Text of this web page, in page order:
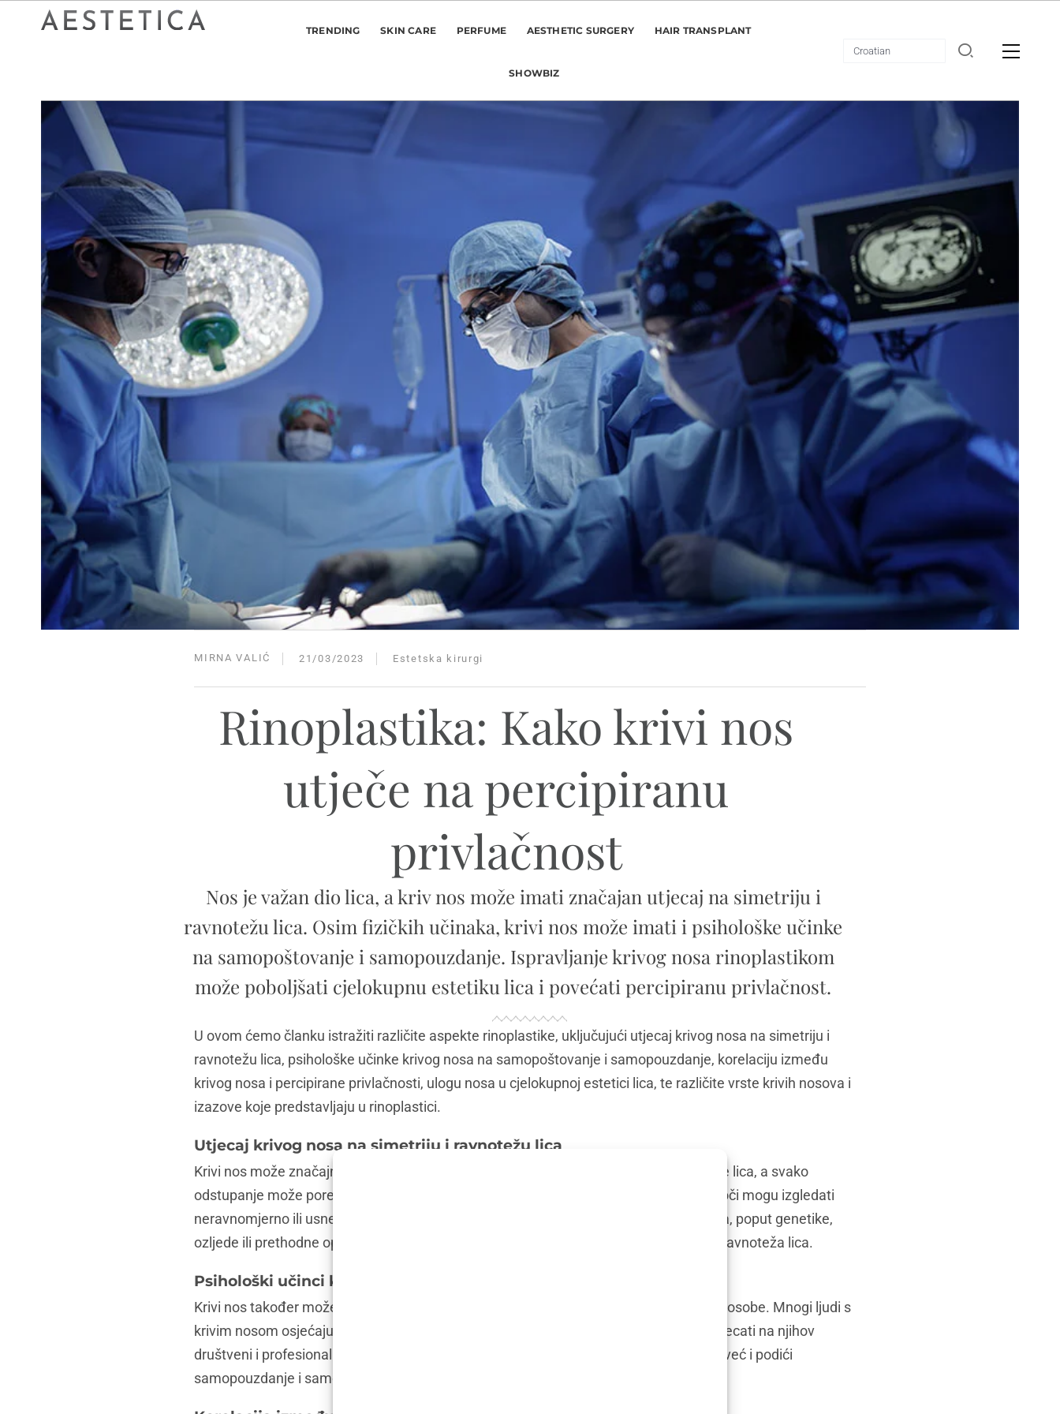
TRENDING SKIN CARE PERFUME AESTHETIC SURGERY HAIR TRANSPLANT
SHOWBIZ
MIRNA VALIĆ 21/03/2023 Estetska kirurgi
Rinoplastika: Kako krivi nos
utječe na percipiranu
privlačnost
Nos je važan dio lica, a kriv nos može imati značajan utjecaj na simetriju i
ravnotežu lica. Osim fizičkih učinaka, krivi nos može imati i psihološke učinke
na samopoštovanje i samopouzdanje. Ispravljanje krivog nosa rinoplastikom
može poboljšati cjelokupnu estetiku lica i povećati percipiranu privlačnost.
U ovom ćemo članku istražiti različite aspekte rinoplastike, uključujući utjecaj krivog nosa na simetriju i
ravnotežu lica, psihološke učinke krivog nosa na samopoštovanje i samopouzdanje, korelaciju između
krivog nosa i percipirane privlačnosti, ulogu nosa u cjelokupnoj estetici lica, te različite vrste krivih nosova i
izazove koje predstavljaju u rinoplastici.
Utjecaj krivog nosa na simetriju i ravnotežu lica
Krivi nos može značajno utjecati na simetriju i ravnotežu lica. Nos je središnje obilježje lica, a svako
odstupanje može poremetiti ravnotežu ostalih crta lica. Na primjer, zbog krivog nosa oči mogu izgledati
neravnomjerno ili usne iskrivljene. Devijacija nosa može biti posljedica mnogih razloga, poput genetike,
ozljede ili prethodne operacije. Rinoplastikom se mogu ispraviti ove devijacije i vratiti ravnoteža lica.
Psihološki učinci krivog nosa na samopoštovanje i samopouzdanje
Krivi nos također može imati psihološke učinke na samopoštovanje i samopouzdanje osobe. Mnogi ljudi s
krivim nosom osjećaju se samosvjesno i posramljeno zbog svog izgleda, što može utjecati na njihov
društveni i profesionalni život. Rinoplastika ne samo da može poboljšati fizički izgled, već i podići
samopouzdanje i samopoštovanje.